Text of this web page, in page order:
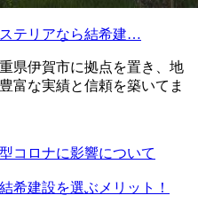
テリアなら結希建…
県伊賀市に拠点を置き、地
富な実績と信頼を築いてま
コロナに影響について
希建設を選ぶメリット！